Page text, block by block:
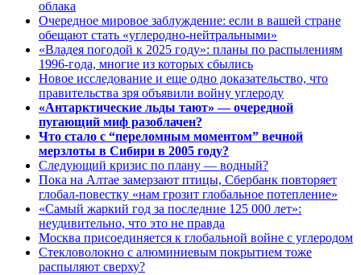
облака
Очередное мировое заблуждение: если в вашей стране
обещают стать «углеродно-нейтральными»
«Владея погодой к 2025 году»: планы по распылениям
1996-года, многие из которых сбылись
Новое исследование и еще одно доказательство, что
правительства зря объявили войну углероду
«Антарктические льды тают» — очередной
пугающий миф разоблачен?
Что стало с “переломным моментом” вечной
мерзлоты в Сибири в 2005 году?
Следующий кризис по плану — водный?
Пока на Алтае замерзают птицы, Сбербанк повторяет
глобал-повестку «нам грозит глобальное потепление»
«Самый жаркий год за последние 125 000 лет»:
неудивительно, что это не правда
Москва присоединяется к глобальной войне с углеродом
Стекловолокно с алюминиевым покрытием тоже
распыляют сверху?